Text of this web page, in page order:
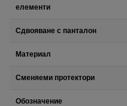
елементи
Сдвояване с панталон
Материал
Сменяеми протектори
Обозначение